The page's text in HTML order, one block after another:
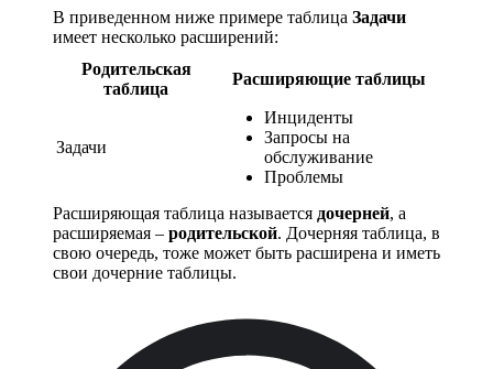
В приведенном ниже примере таблица Задачи
имеет несколько расширений:
Родительская
таблица
Расширяющие таблицы
Задачи
Инциденты
Запросы на
обслуживание
Проблемы
Расширяющая таблица называется дочерней, а
расширяемая – родительской. Дочерняя таблица, в
свою очередь, тоже может быть расширена и иметь
свои дочерние таблицы.